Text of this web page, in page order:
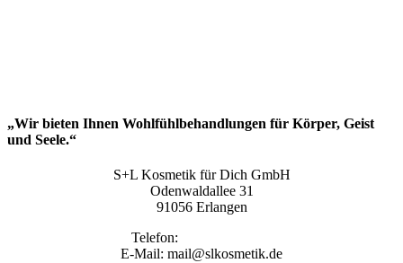
„Wir bieten Ihnen Wohlfühlbehandlungen für Körper, Geist
und Seele.“
S+L Kosmetik für Dich GmbH
Odenwaldallee 31
91056 Erlangen
Telefon:
E-Mail: mail@slkosmetik.de